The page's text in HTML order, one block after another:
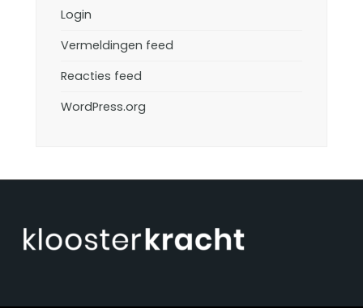
Login
Vermeldingen feed
Reacties feed
WordPress.org